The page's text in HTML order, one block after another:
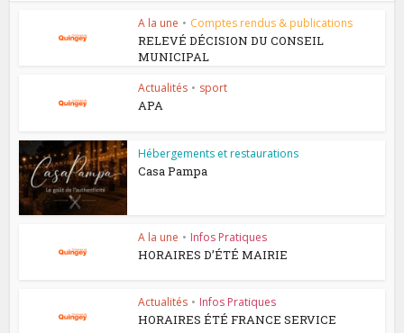
A la une • Comptes rendus & publications
RELEVÉ DÉCISION DU CONSEIL
MUNICIPAL
Actualités • sport
APA
Hébergements et restaurations
Casa Pampa
A la une • Infos Pratiques
HORAIRES D’ÉTÉ MAIRIE
Actualités • Infos Pratiques
HORAIRES ÉTÉ FRANCE SERVICE